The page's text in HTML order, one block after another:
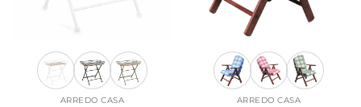
scelte
del
prodotto
ARREDO CASA ARREDO CASA